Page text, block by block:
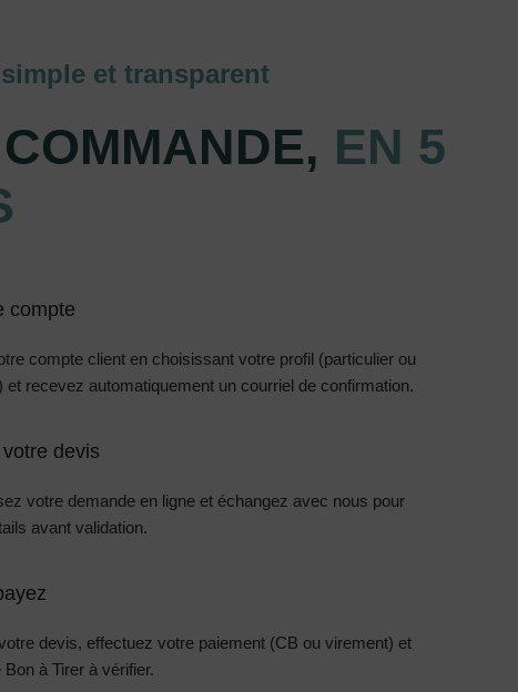
et transparent
EN 5
compte
compte client en choisissant votre profil (particulier ou
et recevez automatiquement un courriel de confirmation.
devis
votre demande en ligne et échangez avec nous pour
avant validation.
devis, effectuez votre paiement (CB ou virement) et
à Tirer à vérifier.